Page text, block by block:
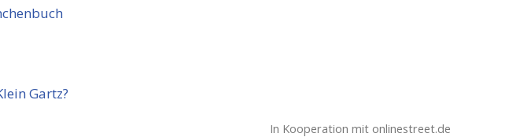
Gartz?
In Kooperation mit onlinestreet.de